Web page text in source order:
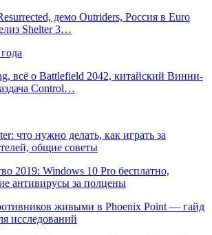
демо Outriders, Россия в Euro
Shelter 3…
всё о Battlefield 2042, китайский Винни-
Control…
что нужно делать, как играть за
общие советы
2019: Windows 10 Pro бесплатно,
антивирусы за полцены
живыми в Phoenix Point — гайд
исследований